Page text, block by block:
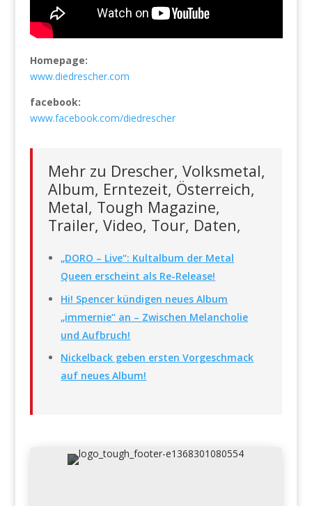
Homepage:
www.diedrescher.com
facebook:
www.facebook.com/diedrescher
Mehr zu Drescher, Volksmetal,
Album, Erntezeit, Österreich,
Metal, Tough Magazine,
Trailer, Video, Tour, Daten,
„DORO – Live“: Kultalbum der Metal
Queen erscheint als Re-Release!
Hi! Spencer kündigen neues Album
„immernie“ an – Zwischen Melancholie
und Aufbruch!
Nickelback geben ersten Vorgeschmack
auf neues Album!